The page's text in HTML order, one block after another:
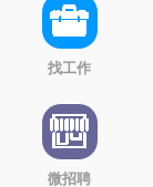
找工作
微招聘